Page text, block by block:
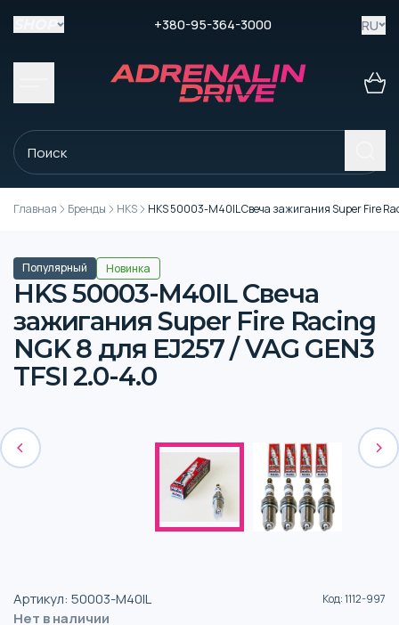
+380-95-364-3000 RU
Главная Бренды HKS HKS 50003-M40IL Свеча зажигания Super Fire
Популярный Новинка
HKS 50003-M40IL Свеча
зажигания Super Fire Racing
NGK 8 для EJ257 / VAG GEN3
TFSI 2.0-4.0
Артикул: 50003-M40IL Код:1112-997
Нет в наличии